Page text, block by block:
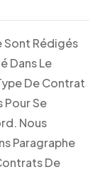
Sont Rédigés
Dans Le
De Contrat
Pour Se
Nous
Paragraphe
De